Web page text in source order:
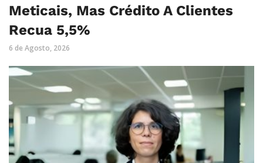
Meticais, Mas Crédito A Clientes
Recua 5,5%
6 de Agosto, 2026